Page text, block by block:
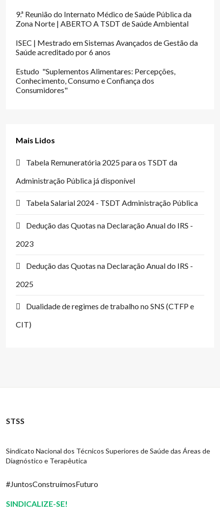
9.ª Reunião do Internato Médico de Saúde Pública da
Zona Norte | ABERTO A TSDT de Saúde Ambiental
ISEC | Mestrado em Sistemas Avançados de Gestão da
Saúde acreditado por 6 anos
Estudo "Suplementos Alimentares: Percepções,
Conhecimento, Consumo e Confiança dos
Consumidores"
Mais Lidos
Tabela Remuneratória 2025 para os TSDT da
Administração Pública já disponível
Tabela Salarial 2024 - TSDT Administração Pública
Dedução das Quotas na Declaração Anual do IRS -
2023
Dedução das Quotas na Declaração Anual do IRS -
2025
Dualidade de regimes de trabalho no SNS (CTFP e
CIT)
STSS
Sindicato Nacional dos Técnicos Superiores de Saúde das Áreas de
Diagnóstico e Terapêutica
#JuntosConstruímosFuturo
SINDICALIZE-SE!